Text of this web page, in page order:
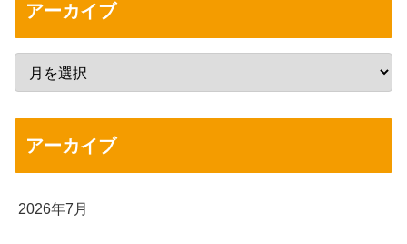
アーカイブ
アーカイブ
2026年7月